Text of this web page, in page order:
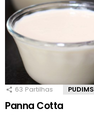
63 Partilhas PUDIMS
Panna Cotta